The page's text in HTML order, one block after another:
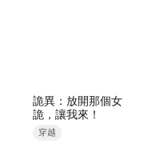
詭異：放開那個女
詭，讓我來！
穿越